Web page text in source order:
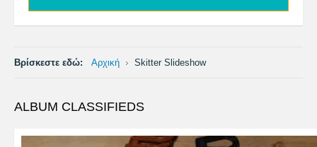
Βρίσκεστε εδώ: Αρχική Skitter Slideshow
ALBUM CLASSIFIEDS